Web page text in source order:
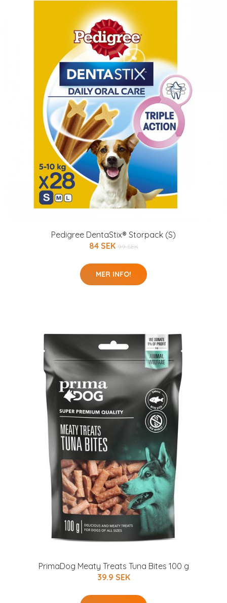
Pedigree DentaStix® Storpack (S)
84 SEK 99 SEK
MER INFO!
PrimaDog Meaty Treats Tuna Bites 100 g
39.9 SEK